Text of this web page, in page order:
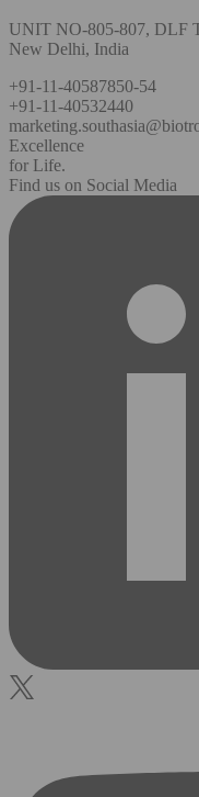
UNIT NO-805-807, DLF
New Delhi, India
+91-11-40587850-54
+91-11-40532440
Excellence
for Life.
Find us on Social Media